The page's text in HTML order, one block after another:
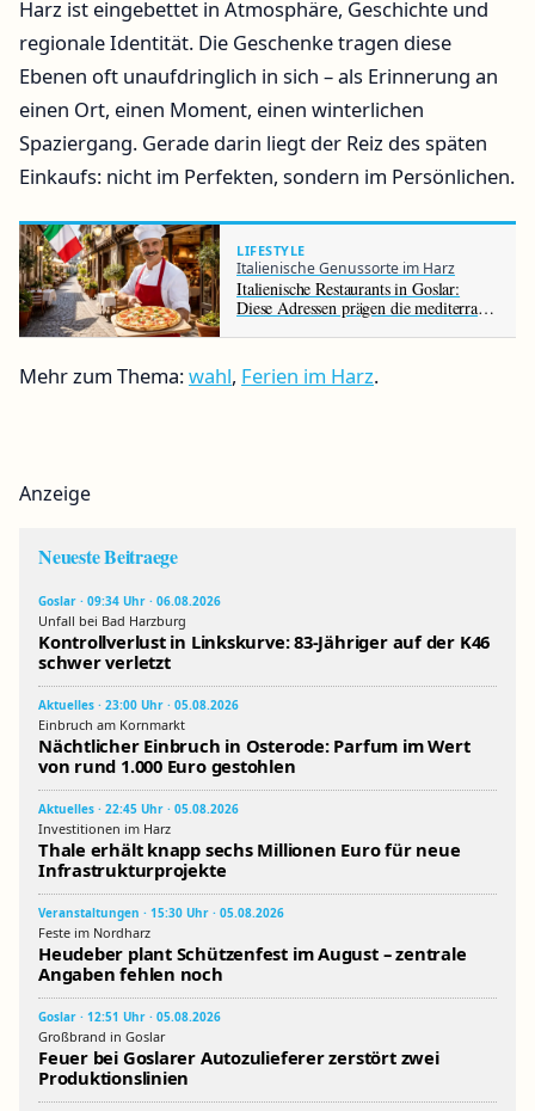
Harz ist eingebettet in Atmosphäre, Geschichte und
regionale Identität. Die Geschenke tragen diese
Ebenen oft unaufdringlich in sich – als Erinnerung an
einen Ort, einen Moment, einen winterlichen
Spaziergang. Gerade darin liegt der Reiz des späten
Einkaufs: nicht im Perfekten, sondern im Persönlichen.
LIFESTYLE
Italienische Genussorte im Harz
Italienische Restaurants in Goslar:
Diese Adressen prägen die mediterrane
Mehr zum Thema:wahl, Ferien im Harz.
Anzeige
Neueste Beitraege
Goslar · 09:34 Uhr · 06.08.2026
Unfall bei Bad Harzburg
Kontrollverlust in Linkskurve: 83-Jähriger auf der K46
schwer verletzt
Aktuelles · 23:00 Uhr · 05.08.2026
Einbruch am Kornmarkt
Nächtlicher Einbruch in Osterode: Parfum im Wert
von rund 1.000 Euro gestohlen
Aktuelles · 22:45 Uhr · 05.08.2026
Investitionen im Harz
Thale erhält knapp sechs Millionen Euro für neue
Infrastrukturprojekte
Veranstaltungen · 15:30 Uhr · 05.08.2026
Feste im Nordharz
Heudeber plant Schützenfest im August – zentrale
Angaben fehlen noch
Goslar · 12:51 Uhr · 05.08.2026
Großbrand in Goslar
Feuer bei Goslarer Autozulieferer zerstört zwei
Produktionslinien